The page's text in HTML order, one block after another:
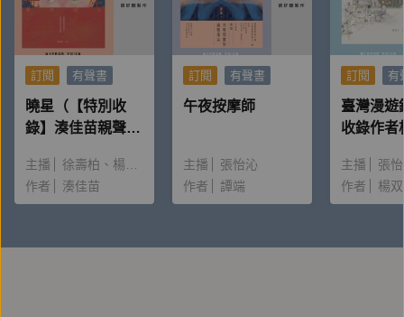
訂閱 有聲書
曉星（【特別收
錄】湊佳苗親聲朗
主播 徐壽柏
楊雅淳
作者
湊佳苗
訂閱 有聲書
午夜按摩師
主播
張怡沁
作者
譚端
訂閱 有
臺灣漫遊
收錄作者
主播
張
作者
楊